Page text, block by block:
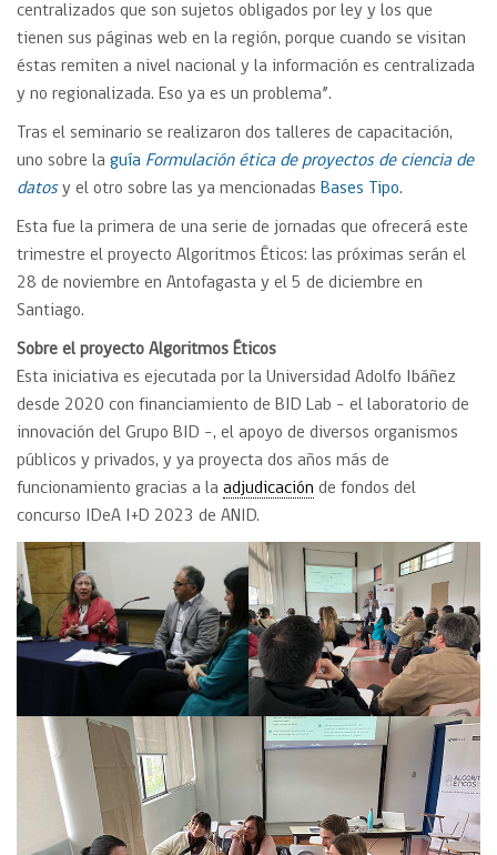
centralizados que son sujetos obligados por ley y los que
tienen sus páginas web en la región, porque cuando se visitan
éstas remiten a nivel nacional y la información es centralizada
y no regionalizada. Eso ya es un problema”.
Tras el seminario se realizaron dos talleres de capacitación,
uno sobre la guía Formulación ética de proyectos de ciencia de
datosy el otro sobre las ya mencionadas Bases Tipo.
Esta fue la primera de una serie de jornadas que ofrecerá este
trimestre el proyecto Algoritmos Éticos: las próximas serán el
28 de noviembre en Antofagasta y el 5 de diciembre en
Santiago.
Sobre el proyecto Algoritmos Éticos
Esta iniciativa es ejecutada por la Universidad Adolfo Ibáñez
desde 2020 con financiamiento de BID Lab – el laboratorio de
innovación del Grupo BID –, el apoyo de diversos organismos
públicos y privados, y ya proyecta dos años más de
funcionamiento gracias a la adjudicación de fondos del
concurso IDeA I+D 2023 de ANID.